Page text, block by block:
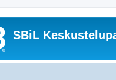
SBiL